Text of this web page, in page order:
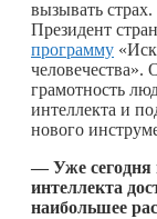
вызывать
Президент
программу
человечества».
грамотность
интеллекта и
нового
— Уже сегодня
интеллекта
наибольшее